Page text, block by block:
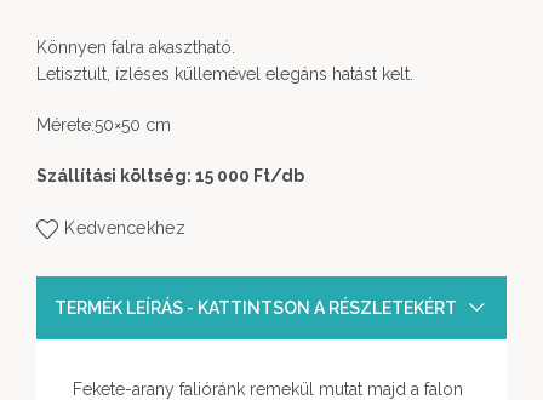
Könnyen falra akasztható.
Letisztult, ízléses küllemével elegáns hatást kelt.
Mérete:50×50 cm
Szállítási költség: 15 000 Ft/db
Kedvencekhez
TERMÉK LEÍRÁS - KATTINTSON A RÉSZLETEKÉRT
Fekete-arany falióránk remekül mutat majd a falon